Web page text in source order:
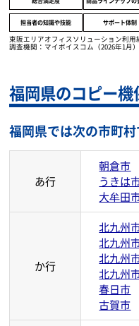
担当者の知識や技能 サポート体制
東阪エリアオフィスソリューション利
調査機関：マイボイスコム（2026年1月）
福岡県のコピー
福岡県では次の市町村
あ行
朝倉市
うきは
大牟田
か行
北九州
北九州
北九州
北九州
春日市
古賀市